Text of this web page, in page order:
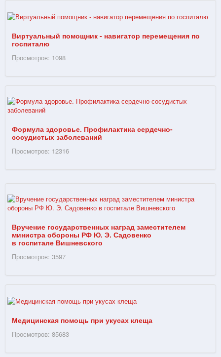
Виртуальный помощник - навигатор перемещения по
госпиталю
Просмотров: 1098
Формула здоровье. Профилактика сердечно-
сосудистых заболеваний
Просмотров: 12316
Вручение государственных наград заместителем
министра обороны РФ Ю. Э. Садовенко
в госпитале Вишневского
Просмотров: 3597
Медицинская помощь при укусах клеща
Просмотров: 85683